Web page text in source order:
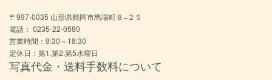
〒997-0035 山形県鶴岡市馬場町８−２５
電話： 0235-22-0580
営業時間：9:30～18:30
定休日：第1.第2.第5水曜日
写真代金・送料手数料について